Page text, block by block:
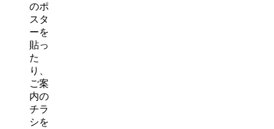
のポ
スタ
ーを
貼っ
た
り、
ご案
内の
チラ
シを